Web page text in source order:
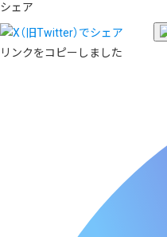
シェア
リンクをコピーしました